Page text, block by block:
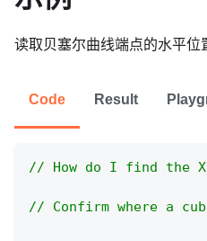
读取贝塞尔曲线端点的水平位
Code Result
// How do I find the X
// Confirm where a